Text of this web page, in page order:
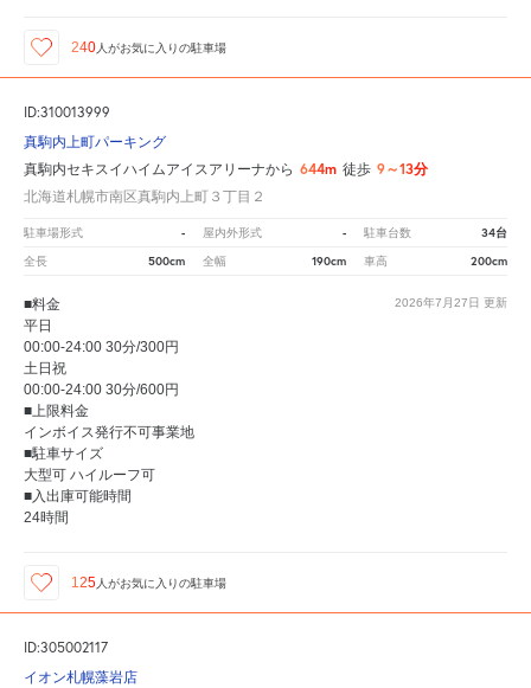
240人がお気に入りの駐車場
ID:310013999
真駒内上町パーキング
真駒内セキスイハイムアイスアリーナから 644m 徒歩 9～13分
北海道札幌市南区真駒内上町３丁目２
駐車場形式 - 屋内外形式 - 駐車台数 34台
全長 500cm 全幅 190cm 車高 200cm
2026年7月27日 更新
■料金
平日
00:00-24:00 30分/300円
土日祝
00:00-24:00 30分/600円
■上限料金
インボイス発行不可事業地
■駐車サイズ
大型可 ハイルーフ可
■入出庫可能時間
24時間
125人がお気に入りの駐車場
ID:305002117
イオン札幌藻岩店